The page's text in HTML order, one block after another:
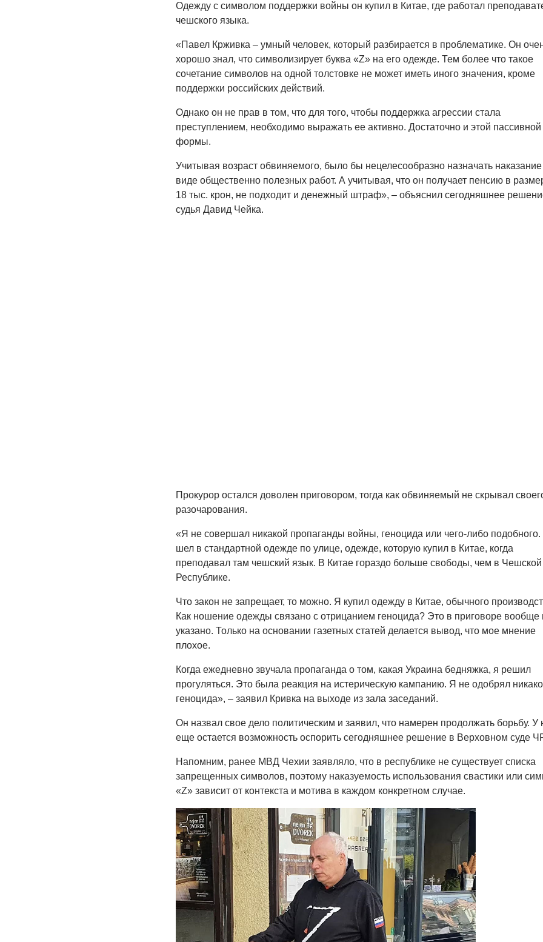
Одежду с символом поддержки войны он купил в Китае, где работал
чешского языка.
«Павел Крживка – умный человек, который разбирается в проблематике. Он
хорошо знал, что символизирует буква «Z» на его одежде. Тем более что такое
сочетание символов на одной толстовке не может иметь иного значения, кроме
поддержки российских действий.
Однако он не прав в том, что для того, чтобы поддержка агрессии стала
преступлением, необходимо выражать ее активно. Достаточно и этой пассивной
формы.
Учитывая возраст обвиняемого, было бы нецелесообразно назначать наказание
виде общественно полезных работ. А учитывая, что он получает пенсию в
18 тыс. крон, не подходит и денежный штраф», – объяснил сегодняшнее
судья Давид Чейка.
Прокурор остался доволен приговором, тогда как обвиняемый не скрывал
разочарования.
«Я не совершал никакой пропаганды войны, геноцида или чего-либо подобного.
шел в стандартной одежде по улице, одежде, которую купил в Китае, когда
преподавал там чешский язык. В Китае гораздо больше свободы, чем в Чешской
Республике.
Что закон не запрещает, то можно. Я купил одежду в Китае, обычного
Как ношение одежды связано с отрицанием геноцида? Это в приговоре вообще
указано. Только на основании газетных статей делается вывод, что мое мнение
плохое.
Когда ежедневно звучала пропаганда о том, какая Украина бедняжка, я решил
прогуляться. Это была реакция на истерическую кампанию. Я не одобрял
геноцида», – заявил Кривка на выходе из зала заседаний.
Он назвал свое дело политическим и заявил, что намерен продолжать борьбу. У
еще остается возможность оспорить сегодняшнее решение в Верховном суде
Напомним, ранее МВД Чехии заявляло, что в республике не существует списка
запрещенных символов, поэтому наказуемость использования свастики или
«Z» зависит от контекста и мотива в каждом конкретном случае.